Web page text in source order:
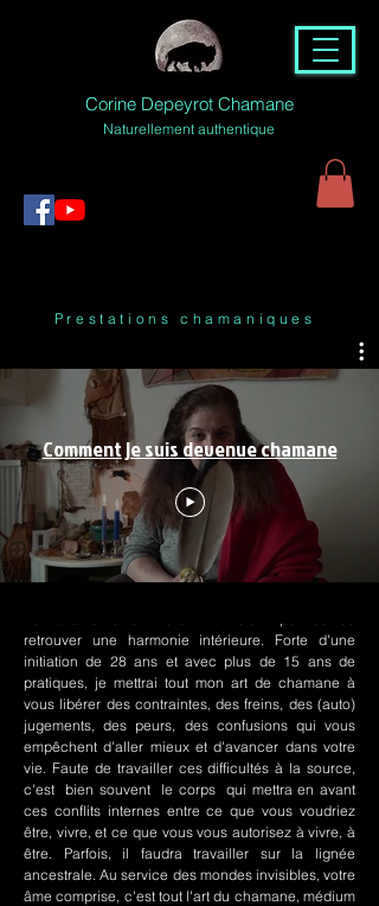
Corine Depeyrot Chamane
Naturellement authentique
Prestations chamaniques
Comment je suis devenue chamane
retrouver une harmonie intérieure. Forte d'une
initiation de 28 ans et avec plus de 15 ans de
pratiques, je mettrai tout mon art de chamane à
vous libérer des contraintes, des freins, des (auto)
jugements, des peurs, des confusions qui vous
empêchent d'aller mieux et d'avancer dans votre
vie. Faute de travailler ces difficultés à la source,
c'est bien souvent le corps qui mettra en avant
ces conflits internes entre ce que vous voudriez
être, vivre, et ce que vous vous autorisez à vivre, à
être. Parfois, il faudra travailler sur la lignée
ancestrale. Au service des mondes invisibles, votre
âme comprise, c'est tout l'art du chamane, médium